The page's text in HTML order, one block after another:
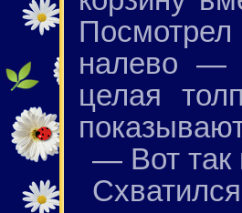
налево —
целая
— Вот так